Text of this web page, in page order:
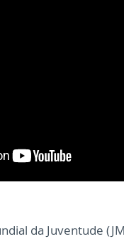
da Juventude